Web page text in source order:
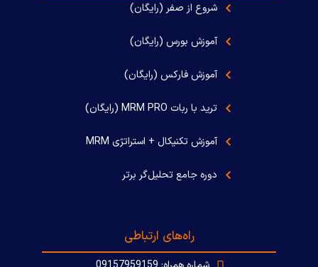
شروع از صفر (رایگان)
آموزش بورس (رایگان)
آموزش فارکس (رایگان)
ترید با ربات MRM PRO (رایگان)
آموزش تکنیکال + استراتژی MRM
دوره جامع تحلیل‌گر برتر
راه‌های ارتباطی